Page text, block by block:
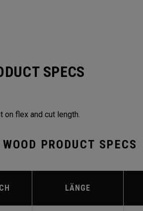
SPECS
flex and cut length.
PRODUCT SPECS
LÄNGE